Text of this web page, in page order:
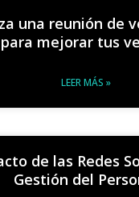
una reunión de
para mejorar tus
LEER MÁS »
de las Redes
Gestión del